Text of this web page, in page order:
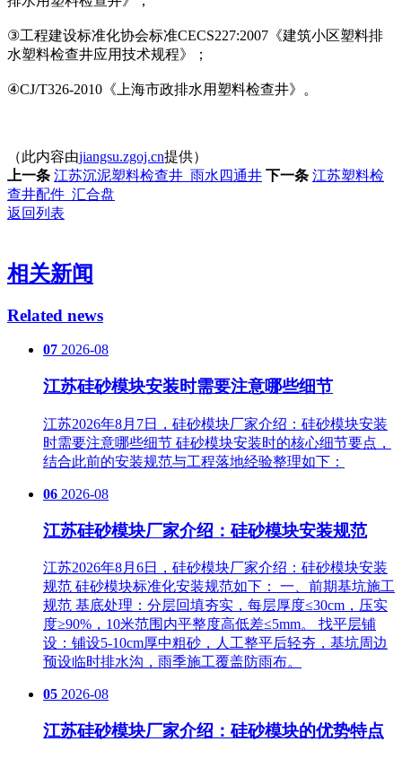
③工程建设标准化协会标准CECS227:2007《建筑小区塑料排
水塑料检查井应用技术规程》；
④CJ/T326-2010《上海市政排水用塑料检查井》。
（此内容由jiangsu.zgoj.cn提供）
上一条 江苏沉泥塑料检查井_雨水四通井 下一条 江苏塑料检
查井配件_汇合盘
返回列表
相关新闻
Related news
07 2026-08
江苏硅砂模块安装时需要注意哪些细节
江苏2026年8月7日，硅砂模块厂家介绍：硅砂模块安装
时需要注意哪些细节 硅砂模块安装时的核心细节要点，
结合此前的安装规范与工程落地经验整理如下：
06 2026-08
江苏硅砂模块厂家介绍：硅砂模块安装规范
江苏2026年8月6日，硅砂模块厂家介绍：硅砂模块安装
规范 硅砂模块标准化安装规范如下： 一、前期基坑施工
规范 基底处理‌：分层回填夯实，每层厚度≤30cm，压实
度≥90%，10米范围内平整度高低差≤5mm。 找平层铺
设‌：铺设5-10cm厚中粗砂，人工整平后轻夯，基坑周边
预设临时排水沟，雨季施工覆盖防雨布。
05 2026-08
江苏硅砂模块厂家介绍：硅砂模块的优势特点